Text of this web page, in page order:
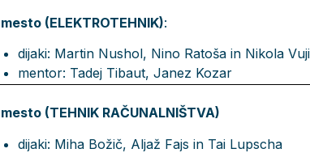
(ELEKTROTEHNIK):
dijaki: Martin Nushol, Nino Ratoša in Nikola
mentor: Tadej Tibaut, Janez Kozar
(TEHNIK RAČUNALNIŠTVA)
dijaki: Miha Božič, Aljaž Fajs in Tai Lupscha